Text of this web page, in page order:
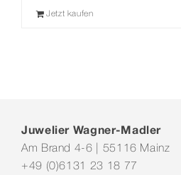
Jetzt kaufen
Juwelier Wagner-Madler
Am Brand 4-6 | 55116 Mainz
+49 (0)6131 23 18 77